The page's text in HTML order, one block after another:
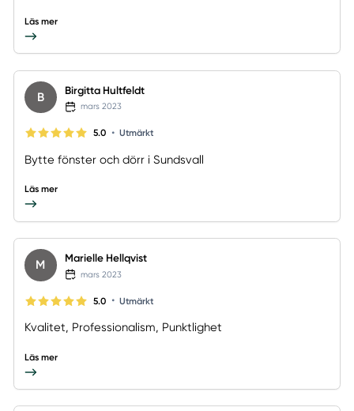
Läs mer
B Birgitta Hultfeldt
mars 2023
5.0 • Utmärkt
Bytte fönster och dörr i Sundsvall
Läs mer
M Marielle Hellqvist
mars 2023
5.0 • Utmärkt
Kvalitet, Professionalism, Punktlighet
Läs mer